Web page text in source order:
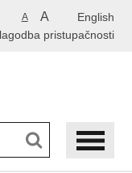
English
A A
pristupačnosti